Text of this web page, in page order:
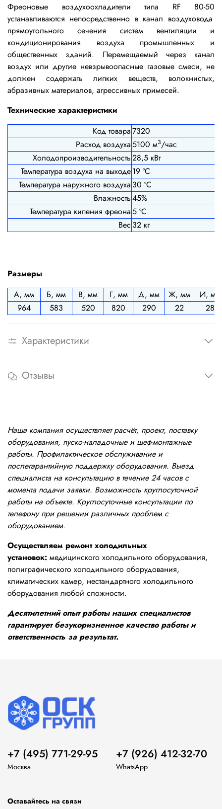
Фреоновые воздухоохладители типа RF 80-50
устанавливаются непосредственно в канал воздуховода
прямоугольного сечения систем вентиляции и
кондиционирования воздуха промышленных и
общественных зданий. Перемещаемый через канал
воздух или другие невзрывоопасные газовые смеси, не
должен содержать липких веществ, волокнистых,
абразивных материалов, агрессивных примесей.
Технические характеристики
Код товара7320
Расход воздуха5100 м3/час
Холодопроизводительность28,5 кВт
Температура воздуха на выходе19 ºС
Температура наружного воздуха 30 ºС
Влажность45%
Температура кипения фреона5 ºС
Вес 32 кг
Размеры
А, мм
Б, мм В, мм Г, мм Д, мм Ж, мм
И, мм
964
583 520 820 290 22 28
Характеристики
Отзывы
Наша компания осуществляет расчёт, проект, поставку
оборудования, пуско-наладочные и шеф-монтажные
работы. Профилактическое обслуживание и
послегарантийную поддержку оборудования. Выезд
специалиста на консультацию в течение 24 часов с
момента подачи заявки. Возможность круглосуточной
работы на объекте. Круглосуточные консультации по
телефону при решении различных проблем с
оборудованием.
Осуществляем ремонт холодильных
установок: медицинского холодильного оборудования,
полиграфического холодильного оборудования,
климатических камер, нестандартного холодильного
оборудования любой сложности.
Десятилетний опыт работы наших специалистов
гарантирует безукоризненное качество работы и
ответственность за результат.
+7 (495) 771-29-95
Москва
+7 (926) 412-32-70
WhatsApp
Оставайтесь на связи